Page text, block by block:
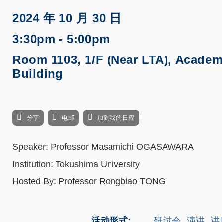
2024 年 10 月 30 日
3:30pm - 5:00pm
Room 1103, 1/F (Near LTA),
Building
分享 电邮 加到我的日程
Speaker: Professor Masamichi OGASAWARA
Institution: Tokushima University
Hosted By: Professor Rongbiao TONG